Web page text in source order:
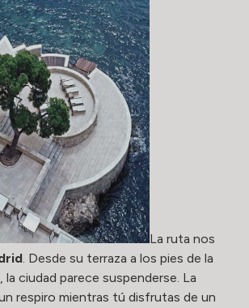
La ruta nos
. Desde su terraza a los pies de la
la ciudad parece suspenderse. La
respiro mientras tú disfrutas de un